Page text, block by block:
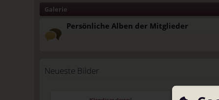
Galerie
Persönliche Alben der Mitglieder
Neueste Bilder